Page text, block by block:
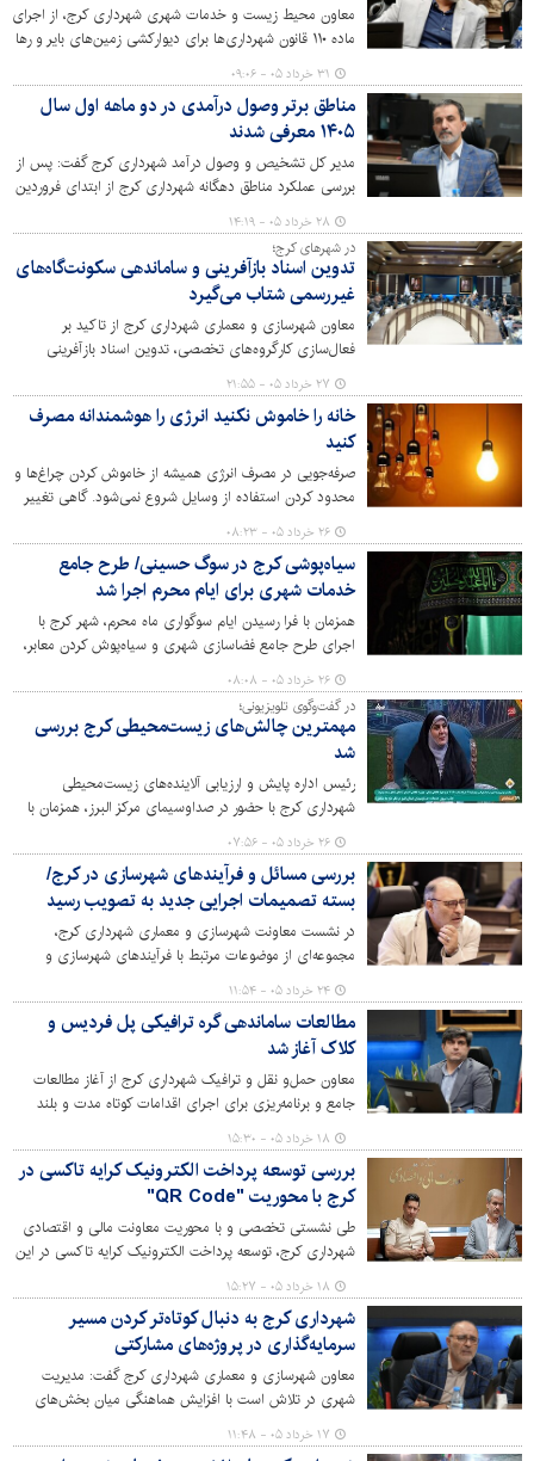
معاون محیط زیست و خدمات شهری شهرداری کرج، از اجرای
ماده ۱۱۰ قانون شهرداری‌ها برای دیوارکشی زمین‌های بایر و رها
شده در سطح شهر خبر داد و تأکید کرد: این طرح با هدف
ساماندهی سیمای شهری، ارتقای بهداشت عمومی و افزایش
امنیت محلات در حال اجراست.
۳۱ خرداد ۰۵ - ۰۹:۰۶
مناطق برتر وصول درآمدی در دو ماهه اول سال
۱۴۰۵ معرفی شدند
مدیر کل تشخیص و وصول درآمد شهرداری کرج گفت: پس از
بررسی عملکرد مناطق دهگانه شهرداری کرج از ابتدای فروردین
بودجه مصوب سال ۱۴۰۵، مناطق برتر در این زمینه معرفی
شدند.
۲۸ خرداد ۰۵ - ۱۴:۱۹
در شهرهای کرج؛
تدوین اسناد بازآفرینی و ساماندهی سکونت‌گاه‌های
غیررسمی شتاب می‌گیرد
معاون شهرسازی و معماری شهرداری کرج از تاکید بر
فعال‌سازی کارگروه‌های تخصصی، تدوین اسناد بازآفرینی
محلات ناکارآمد و پیگیری برنامه‌های ساماندهی سکونتگاه‌های
غیررسمی در بیست‌وششمین جلسه ستاد بازآفرینی پایدار
شهرستان کرج خبر داد.
۲۷ خرداد ۰۵ - ۲۱:۵۵
خانه را خاموش نکنید انرژی را هوشمندانه مصرف
کنید
صرفه‌جویی در مصرف انرژی همیشه از خاموش کردن چراغ‌ها و
محدود کردن استفاده از وسایل شروع نمی‌شود. گاهی تغییر
چند عادت ساده روزانه از آشپزخانه تا اتاق خواب می‌تواند
بدون کاهش کیفیت زندگی هزینه‌ها را کمتر و خانه را کارآمدتر
کند. کارشناسان می‌گویند بخش مهمی از انرژی در خانه‌ها نه به
دلیل کمبود تجهیزات بلکه به دلیل الگوهای مصرف از بین
می‌رود.
۲۶ خرداد ۰۵ - ۰۸:۲۳
سیاه‌پوشی کرج در سوگ حسینی/ طرح جامع
خدمات شهری برای ایام محرم اجرا شد
همزمان با فرا رسیدن ایام سوگواری ماه محرم، شهر کرج با
اجرای طرح جامع فضاسازی شهری و سیاه‌پوش کردن معابر،
حال و هوای عاشورایی به خود گرفت و شهرداری نیز برنامه‌های
ویژه‌ای برای پاکسازی، نظافت و خدمات ایمنی در مسیرهای
عزاداری تدارک دیده است.
۲۶ خرداد ۰۵ - ۰۸:۰۸
در گفت‌وگوی تلویزیونی؛
مهمترین چالش‌های زیست‌محیطی کرج بررسی
شد
رئیس اداره پایش و ارزیابی آلاینده‌های زیست‌محیطی
شهرداری کرج با حضور در صداوسیمای مرکز البرز، همزمان با
هفته محیط زیست، به تشریح مهمترین دغدغه‌ها و اقدامات
این نهاد در حوزه کاهش آلودگی هوا، مدیریت پسماند و توسعه
فضای سبز شهری پرداخت و بر لزوم مشارکت همگانی برای
تحقق توسعه پایدار تأکید کرد.
۲۶ خرداد ۰۵ - ۰۷:۵۶
بررسی مسائل و فرآیندهای شهرسازی در کرج/
بسته تصمیمات اجرایی جدید به تصویب رسید
در نشست معاونت شهرسازی و معماری شهرداری کرج،
مجموعه‌ای از موضوعات مرتبط با فرآیندهای شهرسازی و
ارتقای هماهنگی میان بخش‌های مختلف مدیریت شهری مورد
بررسی قرار گرفت.
۲۴ خرداد ۰۵ - ۱۱:۵۴
مطالعات ساماندهی گره ترافیکی پل فردیس و
کلاک آغاز شد
معاون حمل‌و نقل و ترافیک شهرداری کرج از آغاز مطالعات
جامع و برنامه‌ریزی برای اجرای اقدامات کوتاه مدت و بلند
مدت به منظور ساماندهی وضعیت ترافیکی محدوده پل
فردیس و کلاک خبر داد.
۱۸ خرداد ۰۵ - ۱۵:۳۰
بررسی توسعه پرداخت الکترونیک کرایه تاکسی در
کرج با محوریت "QR Code"
طی نشستی تخصصی و با محوریت معاونت مالی و اقتصادی
شهرداری کرج، توسعه پرداخت الکترونیک کرایه تاکسی در این
کارشناسی قرار گرفت و موانع، ابعاد و زوایای مختلف آن
تحلیل و تجزیه شد.
۱۸ خرداد ۰۵ - ۱۵:۲۷
شهرداری کرج به دنبال کوتاه‌تر کردن مسیر
سرمایه‌گذاری در پروژه‌های مشارکتی
معاون شهرسازی و معماری شهرداری کرج گفت: مدیریت
شهری در تلاش است با افزایش هماهنگی میان بخش‌های
فنی، عمرانی و شهرسازی، زمینه اجرای سریع‌تر پروژه‌های
مشارکتی و بهره‌برداری موثرتر از ظرفیت‌های سرمایه‌گذاری را
۱۷ خرداد ۰۵ - ۱۱:۴۸